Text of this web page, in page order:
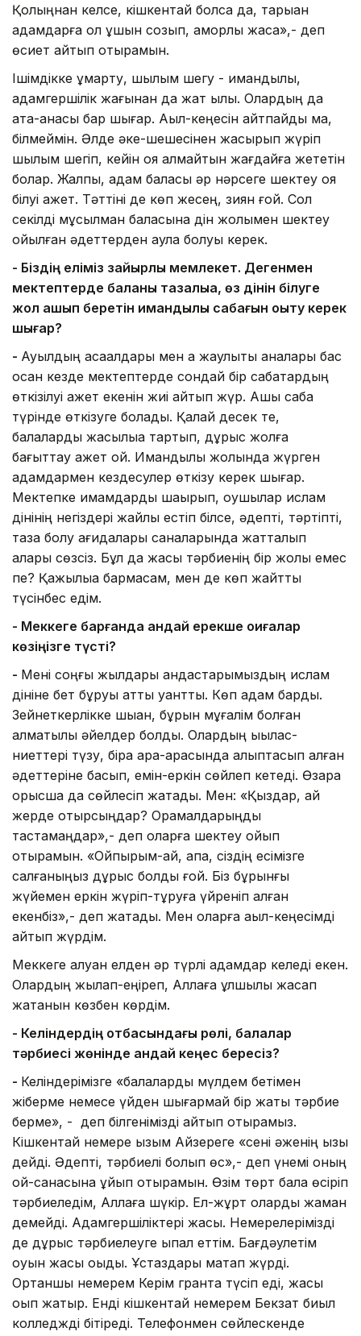
Қолыңнан келсе, кішкентай болса да, тарыққан
адамдарға қол ұшын созып, қамқорлық жаса»,- деп
өсиет айтып отырамын.
Ішімдікке құмарту, шылым шегу - имандылық,
адамгершілік жағынан да жат қылық. Олардың да
ата-анасы бар шығар. Ақыл-кеңесін айтпайды ма,
білмеймін. Әлде әке-шешесінен жасырып жүріп
шылым шегіп, кейін қоя алмайтын жағдайға жететін
болар. Жалпы, адам баласы әр нәрсеге шектеу қоя
білуі қажет. Тәттіні де көп жесең, зиян ғой. Сол
секілді мұсылман баласына дін жолымен шектеу
қойылған әдеттерден аулақ болуы керек.
- Біздің еліміз зайырлы мемлекет. Дегенмен
мектептерде баланы тазалыққа, өз дінін білуге
жол ашып беретін имандылық сабағын оқыту керек
шығар?
- Ауылдың ақсақалдары мен ақ жаулықты аналары бас
қосқан кезде мектептерде сондай бір сабақтардың
өткізілуі қажет екенін жиі айтып жүр. Ашық сабақ
түрінде өткізуге болады. Қалай десек те,
балаларды жақсылыққа тартып, дұрыс жолға
бағыттау қажет қой. Имандылық жолында жүрген
адамдармен кездесулер өткізу керек шығар.
Мектепке имамдарды шақырып, оқушылар ислам
дінінің негіздері жайлы естіп білсе, әдепті, тәртіпті,
таза болу қағидалары саналарында жатталып
қалары сөзсіз. Бұл да жақсы тәрбиенің бір жолы емес
пе? Қажылыққа бармасам, мен де көп жайтты
түсінбес едім.
- Меккеге барғанда қандай ерекше оқиғалар
көзіңізге түсті?
- Мені соңғы жылдары қандастарымыздың ислам
дініне бет бұруы қатты қуантты. Көп адам бардық.
Зейнеткерлікке шыққан, бұрын мұғалім болған
алматылық әйелдер болды. Олардың ықылас-
ниеттері түзу, бірақ ара-арасында қалыптасып қалған
әдеттеріне басып, емін-еркін сөйлеп кетеді. Өзара
орысша да сөйлесіп жатады. Мен: «Қыздар, қай
жерде отырсыңдар? Орамалдарыңды
тастамаңдар»,- деп оларға шектеу қойып
отырамын. «Ойпырым-ай, апа, сіздің есімізге
салғаныңыз дұрыс болды ғой. Біз бұрынғы
жүйемен еркін жүріп-тұруға үйреніп қалған
екенбіз»,- деп жатады. Мен оларға ақыл-кеңесімді
айтып жүрдім.
Меккеге алуан елден әр түрлі адамдар келеді екен.
Олардың жылап-еңіреп, Аллаға құлшылық жасап
жатқанын көзбен көрдім.
- Келіндердің отбасындағы рөлі, балалар
тәрбиесі жөнінде қандай кеңес бересіз?
- Келіндерімізге «балаларды мүлдем бетімен
жіберме немесе үйден шығармай бір жақты тәрбие
берме», - деп білгенімізді айтып отырамыз.
Кішкентай немере қызым Айзереге «сені әженің қызы
дейді. Әдепті, тәрбиелі болып өс»,- деп үнемі оның
ой-санасына құйып отырамын. Өзім төрт бала өсіріп
тәрбиеледім, Аллаға шүкір. Ел-жұрт оларды жаман
демейді. Адамгершіліктері жақсы. Немерелерімізді
де дұрыс тәрбиелеуге ықпал еттім. Бағдәулетім
оқуын жақсы оқыды. Ұстаздары мақтап жүрді.
Ортаншы немерем Керім грантқа түсіп еді, жақсы
оқып жатыр. Енді кішкентай немерем Бекзат биыл
колледжді бітіреді. Телефонмен сөйлескенде